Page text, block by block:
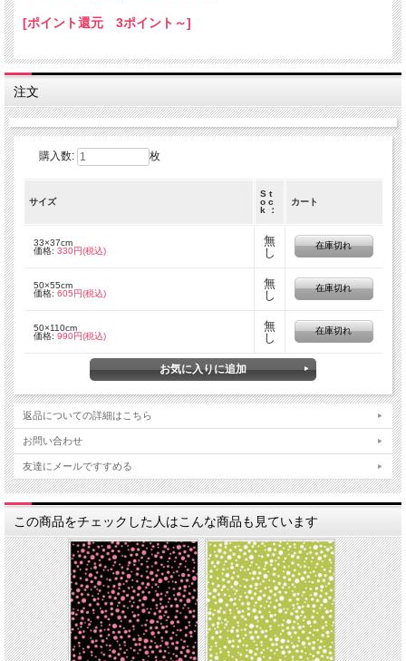
50 x 110 cm の商品につきましては出来る限りつながった商品をご用意致しま
す。
数量 １ ＝ 50 cm ( 50 x 110 cm )
数量 ２ ＝ 1 m ( 100 x 110 cm )
[ポイント還元 3ポイント～]
注文
購入数: 枚
サイズ
S t
o c
k ：
カート
33×37cm
価格: 330円(税込)
無
し
在庫切れ
50×55cm
価格: 605円(税込)
無
し
在庫切れ
50×110cm
価格: 990円(税込)
無
し
在庫切れ
返品についての詳細はこちら
お問い合わせ
友達にメールですすめる
この商品をチェックした人はこんな商品も見ています